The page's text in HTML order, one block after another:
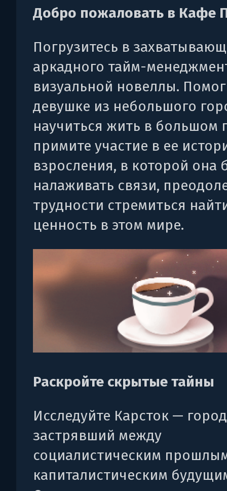
Добро пожаловать в Кафе
Погрузитесь в
аркадного тайм-
визуальной новеллы.
девушке из небольшого
научиться жить в большом
примите участие в ее
взросления, в которой она
налаживать связи,
трудности стремиться
ценность в этом мире.
Раскройте скрытые тайны
Исследуйте Карсток —
застрявший между
социалистическим
капиталистическим